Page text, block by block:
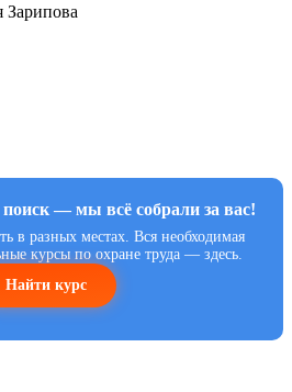
— мы всё собрали за вас!
в разных местах. Вся необходимая
курсы по охране труда — здесь.
Найти курс